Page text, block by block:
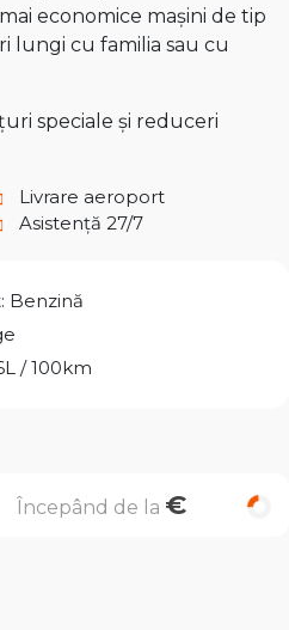
economice mașini de tip
lungi cu familia sau cu
speciale și reduceri
Livrare aeroport
Asistență 27/7
Benzină
/ 100km
Începând de la €